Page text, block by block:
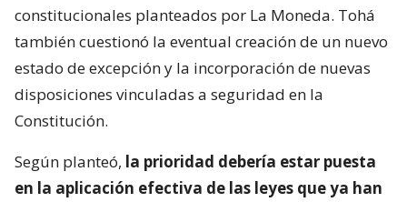
constitucionales planteados por La Moneda. Tohá
también cuestionó la eventual creación de un nuevo
estado de excepción y la incorporación de nuevas
disposiciones vinculadas a seguridad en la
Constitución.
Según planteó, la prioridad debería estar puesta
en la aplicación efectiva de las leyes que ya han